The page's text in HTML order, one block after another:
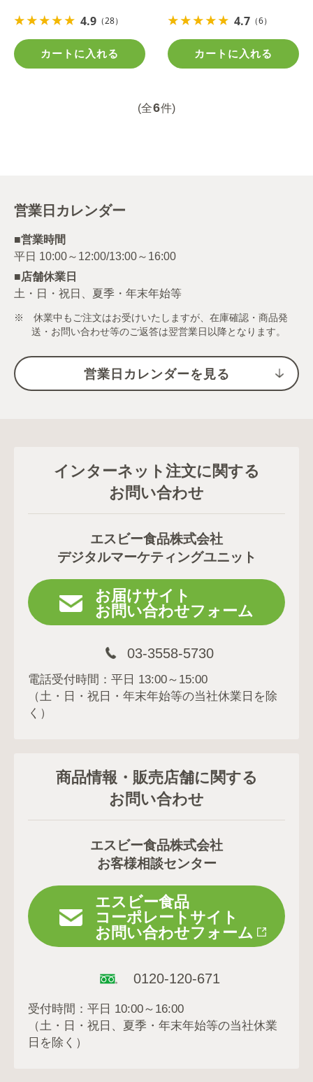
4.9 （28）
カートに入れる
4.7 （6）
カートに入れる
(全6件)
営業日カレンダー
■営業時間
■店舗休業日
土・日・祝日、夏季・年末年始等
※ 休業中もご注文はお受けいたしますが、在庫確認・商品発
送・お問い合わせ等のご返答は翌営業日以降となります。
営業日カレンダーを見る
インターネット注文に関する
お問い合わせ
エスビー食品株式会社
デジタルマーケティングユニット
お届けサイト
お問い合わせフォーム
03-3558-5730
電話受付時間：平日 13:00～15:00
（土・日・祝日・年末年始等の当社休業日を除
く）
商品情報・販売店舗に関する
お問い合わせ
エスビー食品株式会社
お客様相談センター
エスビー食品
コーポレートサイト
お問い合わせフォーム
0120-120-671
受付時間：平日 10:00～16:00
（土・日・祝日、夏季・年末年始等の当社休業
日を除く）